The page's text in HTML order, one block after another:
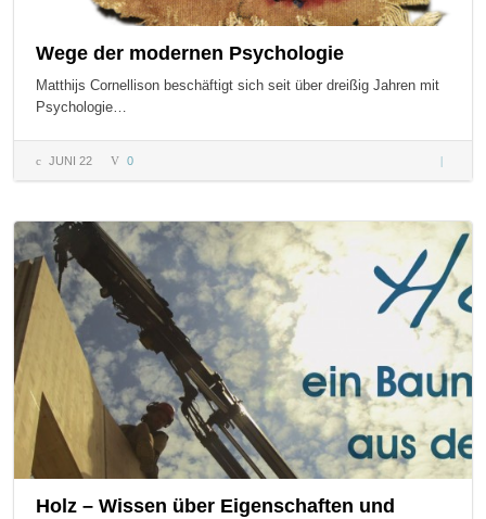
Wege der modernen Psychologie
Matthijs Cornellison beschäftigt sich seit über dreißig Jahren mit
Psychologie…
JUNI 22 0
Holz – Wissen über Eigenschaften und